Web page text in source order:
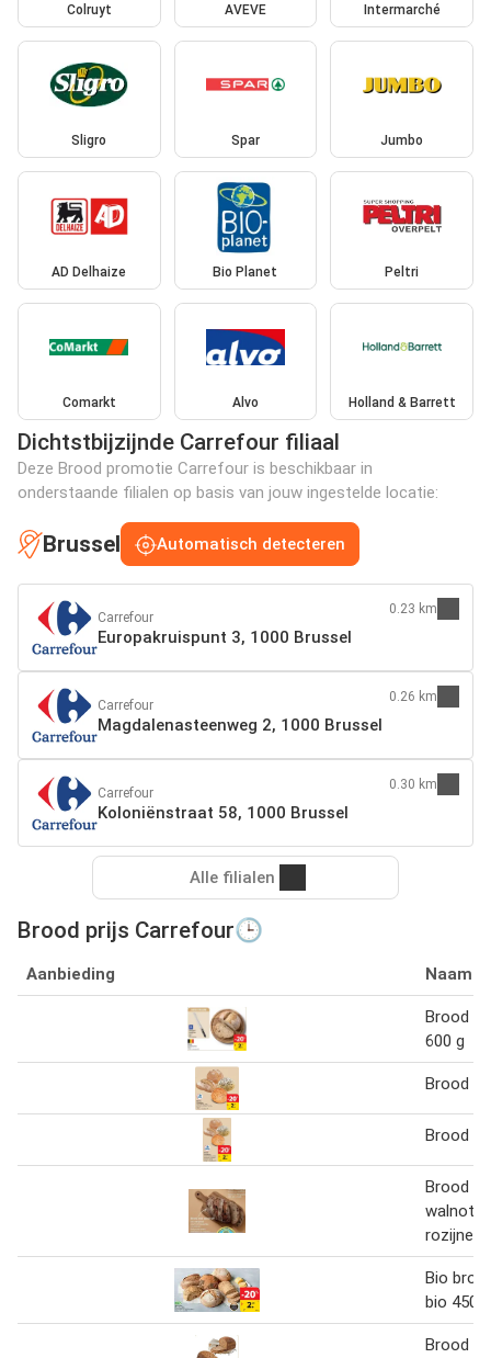
Colruyt AVEVE Intermarché
Sligro Spar Jumbo
AD Delhaize Bio Planet Peltri
Comarkt Alvo Holland & Barrett
Dichtstbijzijnde Carrefour filiaal
Deze Brood promotie Carrefour is beschikbaar in
onderstaande filialen op basis van jouw ingestelde locatie:
Brussel Automatisch detecteren
Carrefour
Europakruispunt 3, 1000 Brussel
0.23 km
Carrefour
Magdalenasteenweg 2, 1000 Brussel
0.26 km
Carrefour
Koloniënstraat 58, 1000 Brussel
0.30 km
Alle filialen
Brood prijs Carrefour🕒
Aanbieding Naam
Brood
600 g
Brood
Brood
Brood
rozijnen
Bio
bio 450 g
Brood